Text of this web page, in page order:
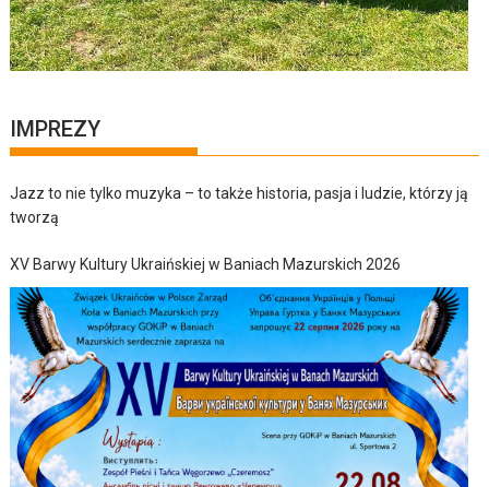
IMPREZY
Jazz to nie tylko muzyka – to także historia, pasja i ludzie, którzy ją
tworzą
XV Barwy Kultury Ukraińskiej w Baniach Mazurskich 2026